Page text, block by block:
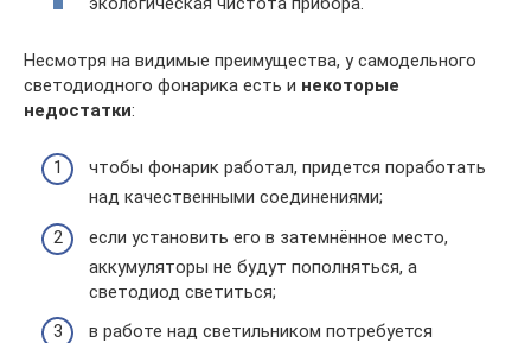
Несмотря на видимые преимущества, у самодельного
светодиодного фонарика есть и некоторые
недостатки:
чтобы фонарик работал, придется поработать
над качественными соединениями;
если установить его в затемнённое место,
аккумуляторы не будут пополняться, а
светодиод светиться;
в работе над светильником потребуется